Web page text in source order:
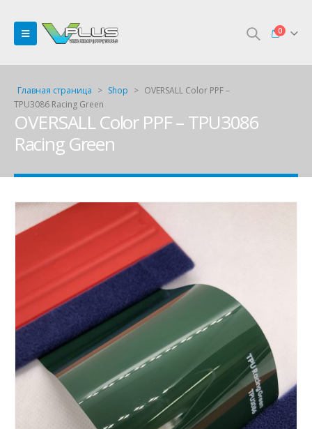
0
Главная страница > Shop > OVERSALL Color PPF –
TPU3086 Racing Green
OVERSALL Color PPF – TPU3086
Racing Green